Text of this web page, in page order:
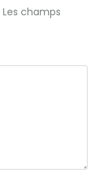
Les champs